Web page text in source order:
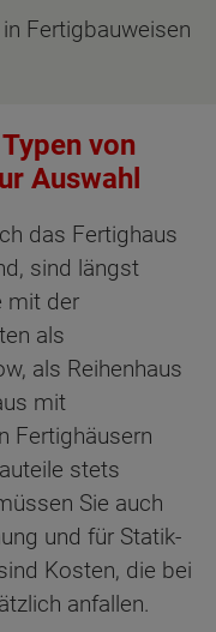
Fertigbauweisen
von
Auswahl
das Fertighaus
sind längst
mit der
als
als Reihenhaus
mit
Fertighäusern
stets
Sie auch
und für Statik-
Kosten, die bei
anfallen.